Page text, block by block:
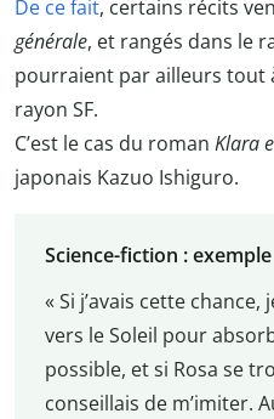
De ce fait, certains récits
générale, et rangés dans le
pourraient par ailleurs tout
rayon SF.
C’est le cas du roman Klara
japonais Kazuo Ishiguro.
Science-fiction : exemple
« Si j’avais cette
vers le Soleil pour
possible, et si Rosa se
conseillais de m’imiter.